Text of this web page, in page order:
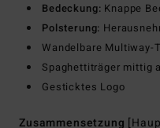
Bedeckung: Knappe
Polsterung:
Wandelbare Multiway-
Spaghettiträger mittig
Gesticktes Logo
Zusammensetzung